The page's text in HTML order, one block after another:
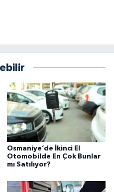
Osmaniye’de İkinci El
Otomobilde En Çok Bunlar
mı Satılıyor?